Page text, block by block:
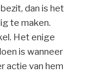
dan is het
te maken.
Het enige
is wanneer
actie van hem